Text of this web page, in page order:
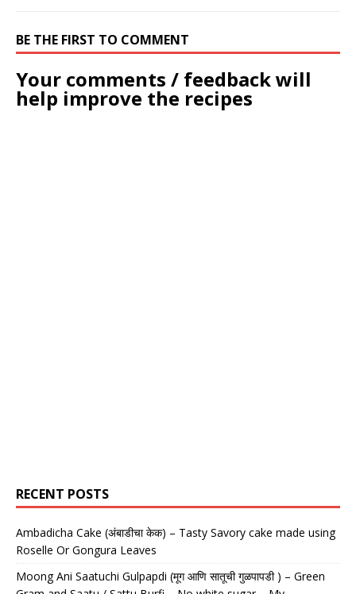
BE THE FIRST TO COMMENT
Your comments / feedback will
help improve the recipes
RECENT POSTS
Ambadicha Cake (अंबाडीचा केक) – Tasty Savory cake made using
Roselle Or Gongura Leaves
Moong Ani Saatuchi Gulpapdi (मूग आणि सातूची गुळपापडी ) – Green